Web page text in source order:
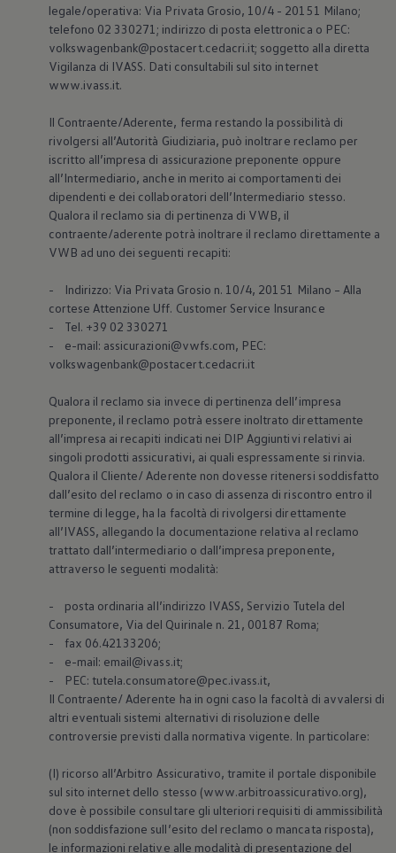
legale/operativa: Via Privata Grosio, 10/4 - 20151 Milano;
telefono 02 330271; indirizzo di posta elettronica o PEC:
volkswagenbank@postacert.cedacri.it; soggetto alla diretta
Vigilanza di IVASS. Dati consultabili sul sito internet
www.ivass.it.
Il Contraente/Aderente, ferma restando la possibilità di
rivolgersi all’Autorità Giudiziaria, può inoltrare reclamo per
iscritto all’impresa di assicurazione preponente oppure
all’Intermediario, anche in merito ai comportamenti dei
dipendenti e dei collaboratori dell’Intermediario stesso.
Qualora il reclamo sia di pertinenza di VWB, il
contraente/aderente potrà inoltrare il reclamo direttamente a
VWB ad uno dei seguenti recapiti:
- Indirizzo: Via Privata Grosio n. 10/4, 20151 Milano – Alla
cortese Attenzione Uff. Customer Service Insurance
- Tel. +39 02 330271
- e-mail: assicurazioni@vwfs.com, PEC:
volkswagenbank@postacert.cedacri.it
Qualora il reclamo sia invece di pertinenza dell’impresa
preponente, il reclamo potrà essere inoltrato direttamente
all’impresa ai recapiti indicati nei DIP Aggiuntivi relativi ai
singoli prodotti assicurativi, ai quali espressamente si rinvia.
Qualora il Cliente/ Aderente non dovesse ritenersi soddisfatto
dall’esito del reclamo o in caso di assenza di riscontro entro il
termine di legge, ha la facoltà di rivolgersi direttamente
all’IVASS, allegando la documentazione relativa al reclamo
trattato dall’intermediario o dall’impresa preponente,
attraverso le seguenti modalità:
- posta ordinaria all’indirizzo IVASS, Servizio Tutela del
Consumatore, Via del Quirinale n. 21, 00187 Roma;
- fax 06.42133206;
- e-mail: email@ivass.it;
- PEC: tutela.consumatore@pec.ivass.it,
Il Contraente/ Aderente ha in ogni caso la facoltà di avvalersi di
altri eventuali sistemi alternativi di risoluzione delle
controversie previsti dalla normativa vigente. In particolare:
(I) ricorso all’Arbitro Assicurativo, tramite il portale disponibile
sul sito internet dello stesso (www.arbitroassicurativo.org),
dove è possibile consultare gli ulteriori requisiti di ammissibilità
(non soddisfazione sull’esito del reclamo o mancata risposta),
le informazioni relative alle modalità di presentazione del